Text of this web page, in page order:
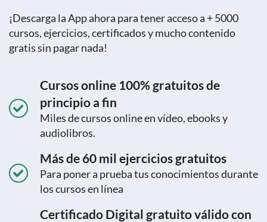
¡Descarga la App ahora para tener acceso a + 5000
cursos, ejercicios, certificados y mucho contenido
gratis sin pagar nada!
Cursos online 100% gratuitos de
principio a fin
Miles de cursos online en vídeo, ebooks y
audiolibros.
Más de 60 mil ejercicios gratuitos
Para poner a prueba tus conocimientos durante
los cursos en línea
Certificado Digital gratuito válido con